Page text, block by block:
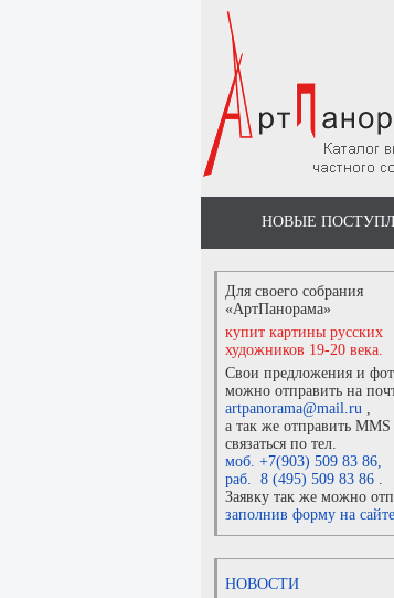
НОВЫЕ
Для своего собрания
«АртПанорама»
купит картины русских
художников 19-20 века.
Свои предложения и
можно отправить на
artpanorama@mail.ru ,
а так же отправить
связаться по тел.
моб. +7(903) 509 83 86,
раб. 8 (495) 509 83 86 .
Заявку так же можно
заполнив форму на
НОВОСТИ